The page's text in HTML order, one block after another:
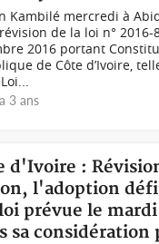
Kambilé mercredi à
de la loi n° 2016-
2016 portant
de Côte d’Ivoire,
3 ans
d'Ivoire :
l'adoption
prévue le
sa considération